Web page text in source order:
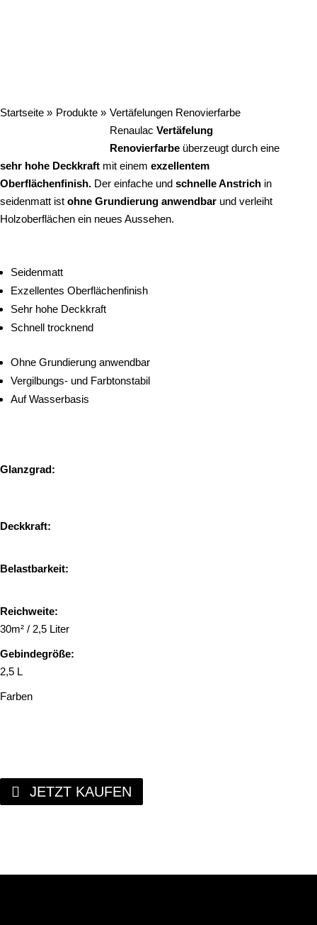
Startseite » Produkte » Vertäfelungen Renovierfarbe
Renaulac Vertäfelung
Renovierfarbe überzeugt durch eine
sehr hohe Deckkraft mit einem exzellentem
Oberflächenfinish. Der einfache und schnelle Anstrich in
seidenmatt ist ohne Grundierung anwendbar und verleiht
Holzoberflächen ein neues Aussehen.
Seidenmatt
Exzellentes Oberflächenfinish
Sehr hohe Deckkraft
Schnell trocknend
Ohne Grundierung anwendbar
Vergilbungs- und Farbtonstabil
Auf Wasserbasis
Glanzgrad:
Deckkraft:
Belastbarkeit:
Reichweite:
30m² / 2,5 Liter
Gebindegröße:
2,5 L
Farben
JETZT KAUFEN